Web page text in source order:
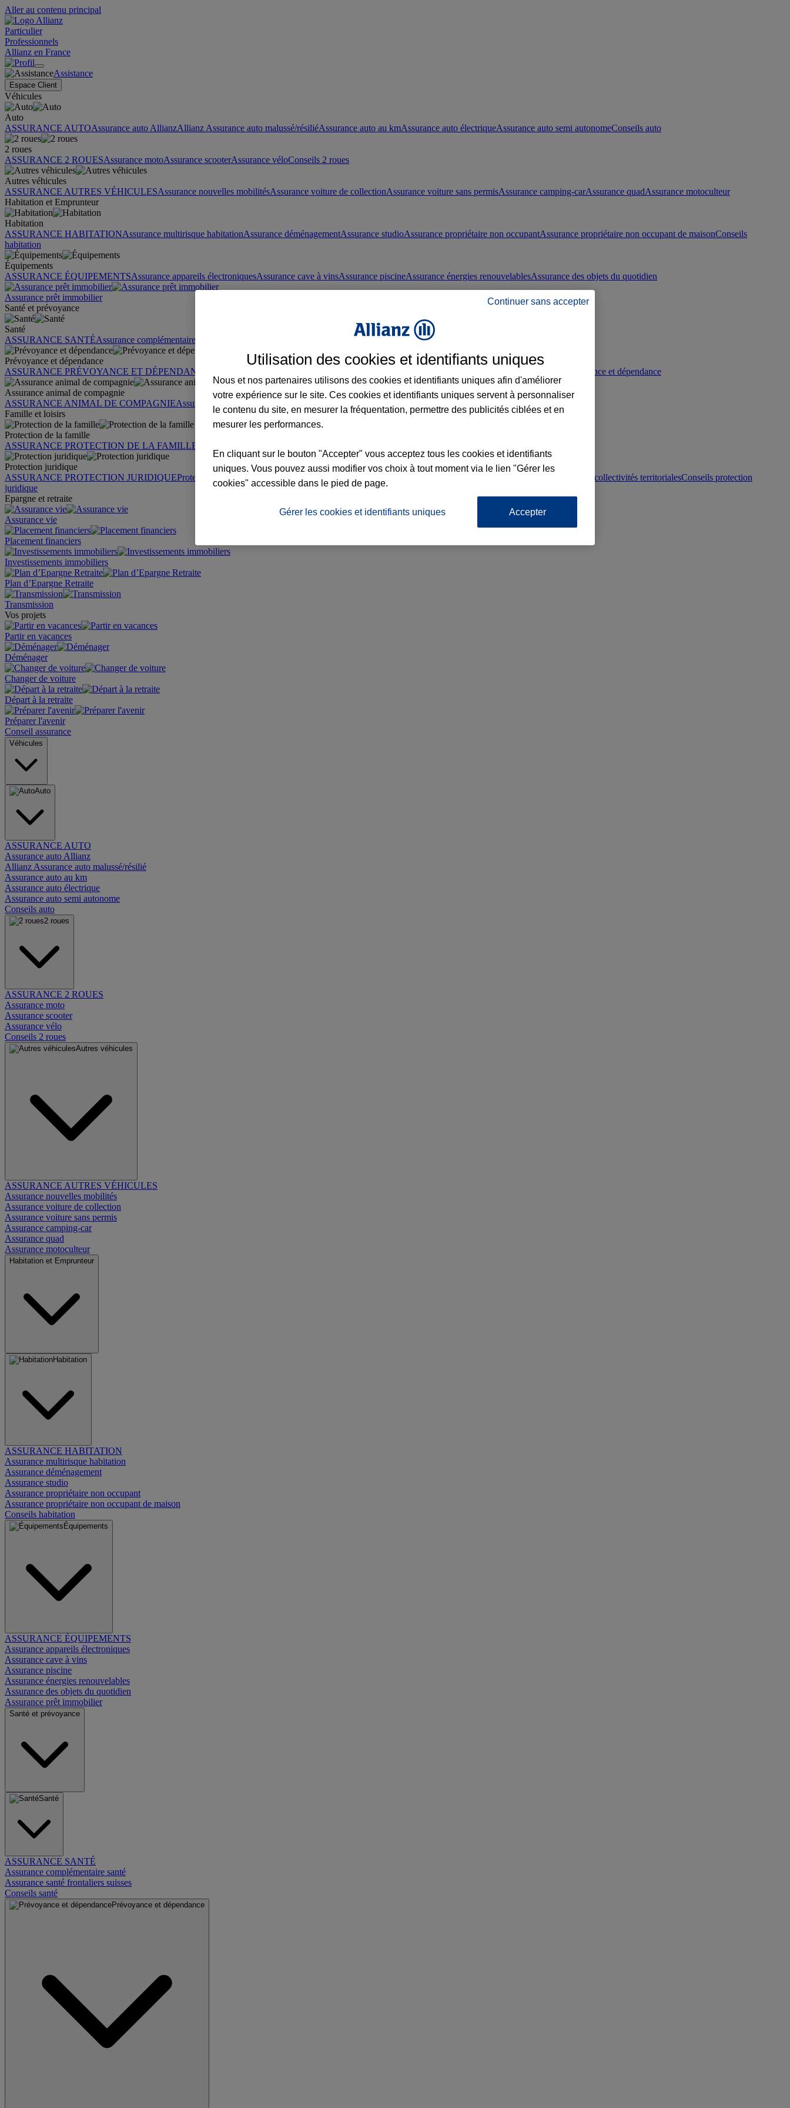
Aller au contenu principal
Particulier
Professionnels
Allianz en France
Assistance
Espace Client
Véhicules
Auto
ASSURANCE AUTOAssurance auto AllianzAllianz Assurance auto malussé/résiliéAssurance auto au kmAssurance auto électriqueAssurance auto semi autonomeConseils auto
2 roues
ASSURANCE 2 ROUESAssurance motoAssurance scooterAssurance véloConseils 2 roues
Autres véhicules
ASSURANCE AUTRES VÉHICULESAssurance nouvelles mobilitésAssurance voiture de collectionAssurance voiture sans permisAssurance camping-carAssurance quadAssurance motoculteur
Habitation et Emprunteur
Habitation
ASSURANCE HABITATIONAssurance multirisque habitationAssurance déménagementAssurance studioAssurance propriétaire non occupantAssurance propriétaire non occupant de maisonConseils
habitation
Équipements
ASSURANCE ÉQUIPEMENTSAssurance appareils électroniquesAssurance cave à vinsAssurance piscineAssurance énergies renouvelablesAssurance des objets du quotidien
Assurance prêt immobilier
Santé et prévoyance
Santé
ASSURANCE SANTÉAssurance complémentaire santé Conseils santé
Prévoyance et dépendance
ASSURANCE PRÉVOYANCE ET DÉPENDANCE
Conseils prévoyance et dépendance
Assurance animal de compagnie
ASSURANCE ANIMAL DE COMPAGNIEAssurance chien Assurance chat
Conseils animal de compagnie
Famille et loisirs
Protection de la famille
ASSURANCE PROTECTION DE LA FAMILLE
Protection juridique
ASSURANCE PROTECTION JURIDIQUEProtection juridique particuliers Protection juridique immobilière Protection juridique collectivités territorialesConseils protection
juridique
Epargne et retraite
Assurance vie
Placement financiers
Investissements immobiliers
Plan d’Epargne Retraite
Transmission
Vos projets
Partir en vacances
Déménager
Changer de voiture
Départ à la retraite
Préparer l'avenir
Conseil assurance
Véhicules
Auto
ASSURANCE AUTO
Assurance auto Allianz
Allianz Assurance auto malussé/résilié
Assurance auto au km
Assurance auto électrique
Assurance auto semi autonome
Conseils auto
2 roues
ASSURANCE 2 ROUES
Assurance moto
Assurance scooter
Assurance vélo
Conseils 2 roues
Autres véhicules
ASSURANCE AUTRES VÉHICULES
Assurance nouvelles mobilités
Assurance voiture de collection
Assurance voiture sans permis
Assurance camping-car
Assurance quad
Assurance motoculteur
Habitation et Emprunteur
Habitation
ASSURANCE HABITATION
Assurance multirisque habitation
Assurance déménagement
Assurance studio
Assurance propriétaire non occupant
Assurance propriétaire non occupant de maison
Conseils habitation
Équipements
ASSURANCE ÉQUIPEMENTS
Assurance appareils électroniques
Assurance cave à vins
Assurance piscine
Assurance énergies renouvelables
Assurance des objets du quotidien
Assurance prêt immobilier
Santé et prévoyance
Santé
ASSURANCE SANTÉ
Assurance complémentaire santé
Assurance santé frontaliers suisses
Conseils santé
Prévoyance et dépendance
Continuer sans accepter
Utilisation des cookies et identifiants uniques
Nous et nos partenaires utilisons des cookies et identifiants uniques afin d'améliorer
votre expérience sur le site. Ces cookies et identifiants uniques servent à personnaliser
le contenu du site, en mesurer la fréquentation, permettre des publicités ciblées et en
mesurer les performances.
En cliquant sur le bouton "Accepter" vous acceptez tous les cookies et identifiants
uniques. Vous pouvez aussi modifier vos choix à tout moment via le lien "Gérer les
cookies" accessible dans le pied de page.
Gérer les cookies et identifiants uniques Accepter